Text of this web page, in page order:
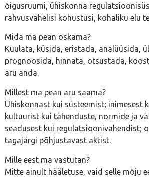
õigusruumi, ühiskonna
rahvusvahelisi kohustusi, kohaliku elu
Mida ma pean oskama?
Kuulata, küsida, eristada, analüüsida,
prognoosida, hinnata, otsustada,
aru anda.
Millest ma pean aru saama?
Ühiskonnast kui süsteemist; inimesest
kultuurist kui tähenduste, normide ja
seadusest kui regulatsioonivahendist;
tagajärgi põhjustavast aktist.
Mille eest ma vastutan?
Mitte ainult hääletuse, vaid selle mõju